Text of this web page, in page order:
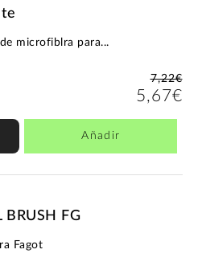
microfiblra para...
7,22€
5,67€
Añadir
BRUSH FG
Fagot